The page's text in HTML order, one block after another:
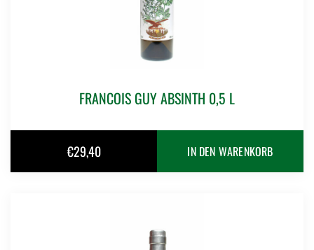
FRANCOIS GUY ABSINTH 0,5 L
€29,40 IN DEN WARENKORB